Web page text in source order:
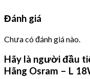
Đánh giá
Chưa có đánh giá nào.
Hãy là người đầu
Hãng Osram – L